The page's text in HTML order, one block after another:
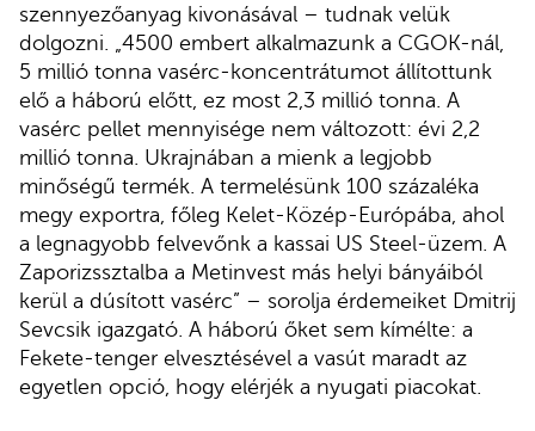
szennyezőanyag kivonásával – tudnak velük
dolgozni. „4500 embert alkalmazunk a CGOK-nál,
5 millió tonna vasérc-koncentrátumot állítottunk
elő a háború előtt, ez most 2,3 millió tonna. A
vasérc pellet mennyisége nem változott: évi 2,2
millió tonna. Ukrajnában a mienk a legjobb
minőségű termék. A termelésünk 100 százaléka
megy exportra, főleg Kelet-Közép-Európába, ahol
a legnagyobb felvevőnk a kassai US Steel-üzem. A
Zaporizssztalba a Metinvest más helyi bányáiból
kerül a dúsított vasérc” – sorolja érdemeiket Dmitrij
Sevcsik igazgató. A háború őket sem kímélte: a
Fekete-tenger elvesztésével a vasút maradt az
egyetlen opció, hogy elérjék a nyugati piacokat.